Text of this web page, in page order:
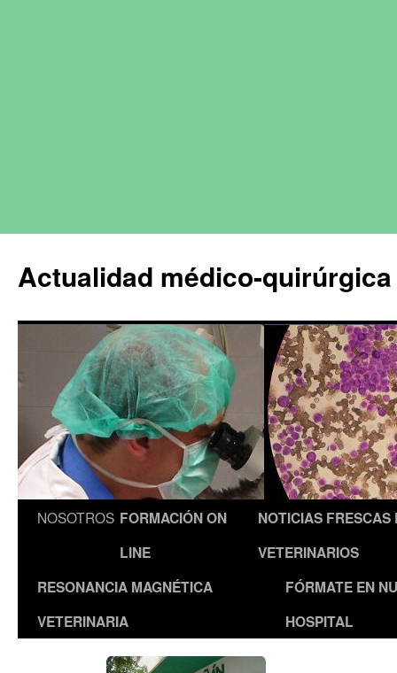
Actualidad médico-
NOSOTROS FORMACIÓN ON
LINE
NOTICIAS FRESCAS
VETERINARIOS
RESONANCIA MAGNÉTICA
VETERINARIA
FÓRMATE EN
HOSPITAL